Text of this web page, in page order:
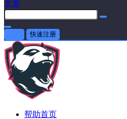
文章
快速注册
帮助首页